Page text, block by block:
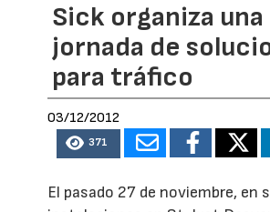
Sick organiza una
jornada de
para tráfico
03/12/2012
371
El pasado 27 de noviembre, en